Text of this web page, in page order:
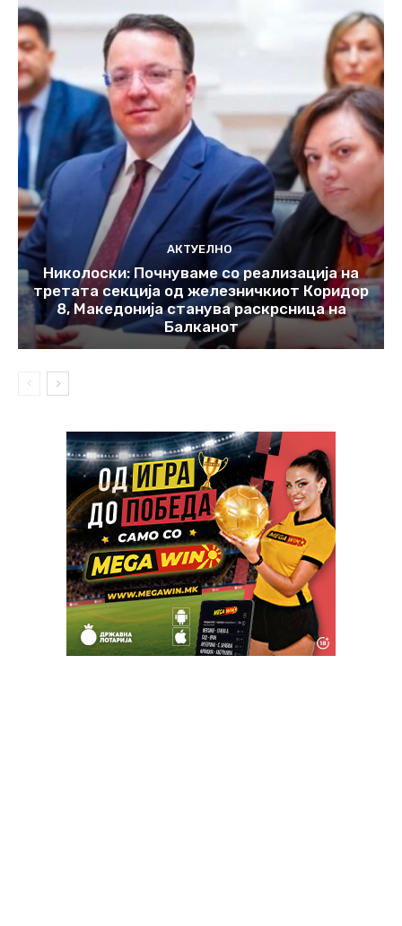
АКТУЕЛНО
Николоски: Почнуваме со реализација на
третата секција од железничкиот Коридор
8, Македонија станува раскрсница на
Балканот